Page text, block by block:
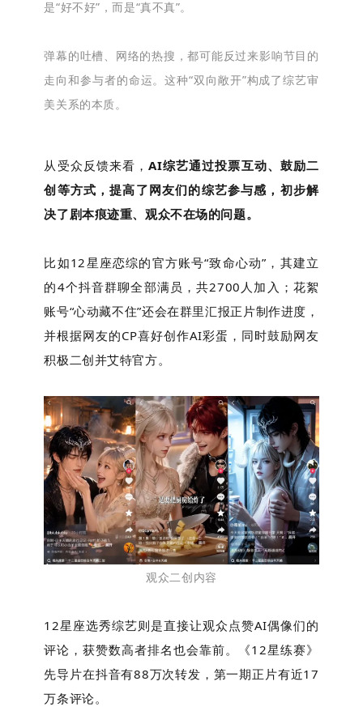
是“好不好”，而是“真不真”。
弹幕的吐槽、网络的热搜，都可能反过来影响节目的
走向和参与者的命运。这种“双向敞开”构成了综艺审
美关系的本质。
从受众反馈来看，AI综艺通过投票互动、鼓励二
创等方式，提高了网友们的综艺参与感，初步解
决了剧本痕迹重、观众不在场的问题。
比如12星座恋综的官方账号“致命心动”，其建立
的4个抖音群聊全部满员，共2700人加入；花絮
账号“心动藏不住”还会在群里汇报正片制作进度，
并根据网友的CP喜好创作AI彩蛋，同时鼓励网友
积极二创并艾特官方。
观众二创内容
12星座选秀综艺则是直接让观众点赞AI偶像们的
评论，获赞数高者排名也会靠前。《12星练赛》
先导片在抖音有88万次转发，第一期正片有近17
万条评论。